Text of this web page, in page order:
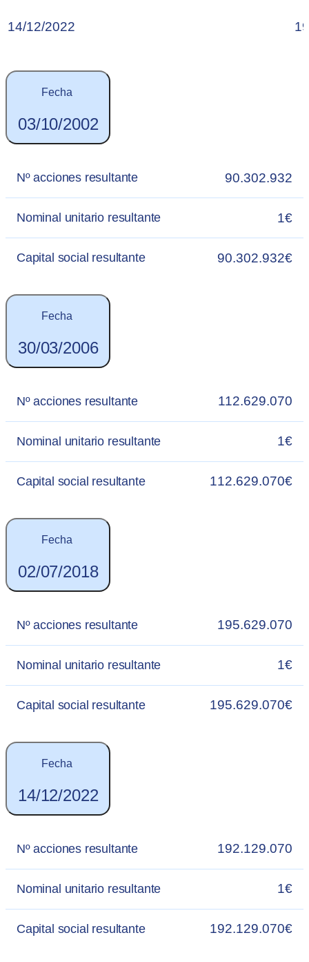
14/12/2022
Fecha
03/10/2002
Nº acciones resultante 90.302.932
Nominal unitario resultante 1€
Capital social resultante 90.302.932€
Fecha
30/03/2006
Nº acciones resultante 112.629.070
Nominal unitario resultante 1€
Capital social resultante 112.629.070€
Fecha
02/07/2018
Nº acciones resultante 195.629.070
Nominal unitario resultante 1€
Capital social resultante 195.629.070€
Fecha
14/12/2022
Nº acciones resultante 192.129.070
Nominal unitario resultante 1€
Capital social resultante 192.129.070€